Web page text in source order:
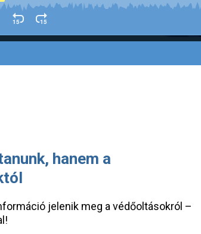
hanem a
jelenik meg a védőoltásokról –